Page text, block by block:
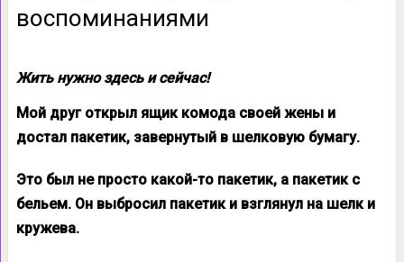
воспоминаниями
Жить нужно здесь и сейчас!
Мой друг открыл ящик комода своей жены и
достал пакетик, завернутый в шелковую бумагу.
Это был не просто какой-то пакетик, а пакетик с
бельем. Он выбросил пакетик и взглянул на шелк и
кружева.